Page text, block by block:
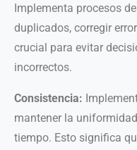
Implementa procesos
duplicados, corregir
crucial para evitar
incorrectos.
Consistencia:
mantener la
tiempo. Esto significa